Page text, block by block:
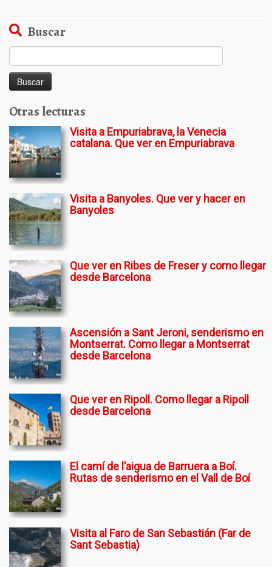
Buscar
Otras lecturas
Visita a Empuriabrava, la Venecia
catalana. Que ver en Empuriabrava
Visita a Banyoles. Que ver y hacer en
Banyoles
Que ver en Ribes de Freser y como llegar
desde Barcelona
Ascensión a Sant Jeroni, senderismo en
Montserrat. Como llegar a Montserrat
desde Barcelona
Que ver en Ripoll. Como llegar a Ripoll
desde Barcelona
El camí de l’aigua de Barruera a Boí.
Rutas de senderismo en el Vall de Boí
Visita al Faro de San Sebastián (Far de
Sant Sebastia)